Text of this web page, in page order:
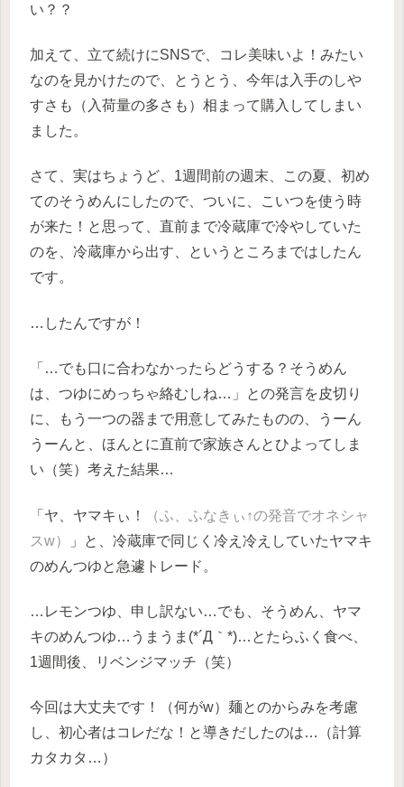
い？？
加えて、立て続けにSNSで、コレ美味いよ！みたい
なのを見かけたので、とうとう、今年は入手のしや
すさも（入荷量の多さも）相まって購入してしまい
ました。
さて、実はちょうど、1週間前の週末、この夏、初め
てのそうめんにしたので、ついに、こいつを使う時
が来た！と思って、直前まで冷蔵庫で冷やしていた
のを、冷蔵庫から出す、というところまではしたん
です。
…したんですが！
「…でも口に合わなかったらどうする？そうめん
は、つゆにめっちゃ絡むしね…」との発言を皮切り
に、もう一つの器まで用意してみたものの、うーん
うーんと、ほんとに直前で家族さんとひよってしま
い（笑）考えた結果…
「ヤ、ヤマキぃ！
（ふ、ふなきぃ↑の発音でオネシャ
スw）
」と、冷蔵庫で同じく冷え冷えしていたヤマキ
のめんつゆと急遽トレード。
…レモンつゆ、申し訳ない…でも、そうめん、ヤマ
キのめんつゆ…うまうま(*´Д｀*)…とたらふく食べ、
1週間後、リベンジマッチ（笑）
今回は大丈夫です！（何がw）麺とのからみを考慮
し、初心者はコレだな！と導きだしたのは…（計算
カタカタ…）